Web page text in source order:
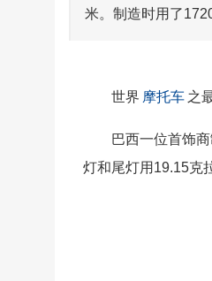
米。制造时用了
世界 摩托车 之
巴西一位首饰
灯和尾灯用19.15克